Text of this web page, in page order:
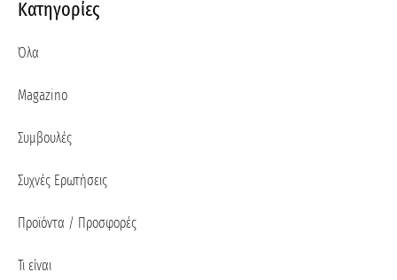
Κατηγορίες
Όλα
Magazino
Συμβουλές
Συχνές Ερωτήσεις
Προϊόντα / Προσφορές
Τι είναι